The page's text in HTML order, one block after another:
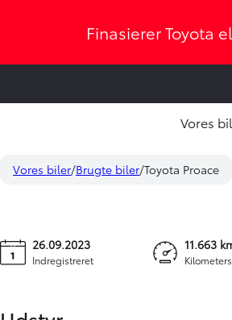
Finasierer Toyota
Vores
Long 2,0 D Comfort 144HK Van 6g
Vores biler Brugte biler Toyota Proace
Indregistreret
26.09.2023 11.663